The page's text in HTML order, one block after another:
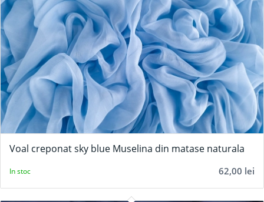
Voal creponat sky blue Muselina din matase naturala
62,00 lei
In stoc